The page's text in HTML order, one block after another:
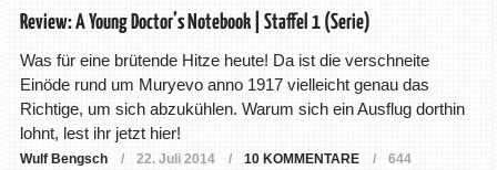
Review: A Young Doctor’s Notebook | Staffel 1 (Serie)
Was für eine brütende Hitze heute! Da ist die verschneite
Einöde rund um Muryevo anno 1917 vielleicht genau das
Richtige, um sich abzukühlen. Warum sich ein Ausflug dorthin
lohnt, lest ihr jetzt hier!
Wulf Bengsch 22. Juli 2014 10 KOMMENTARE
644